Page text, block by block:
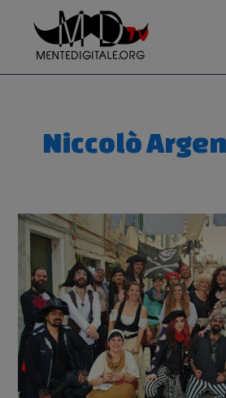
contenuto
Niccolò